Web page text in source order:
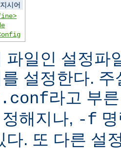
시어
파일인 설정파
설정한다.
라고 부
해지나, -f
다. 또 다른 설